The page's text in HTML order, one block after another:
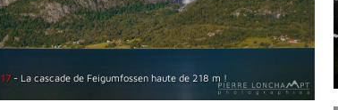
17 - La cascade de Feigumfossen haute de 218 m !